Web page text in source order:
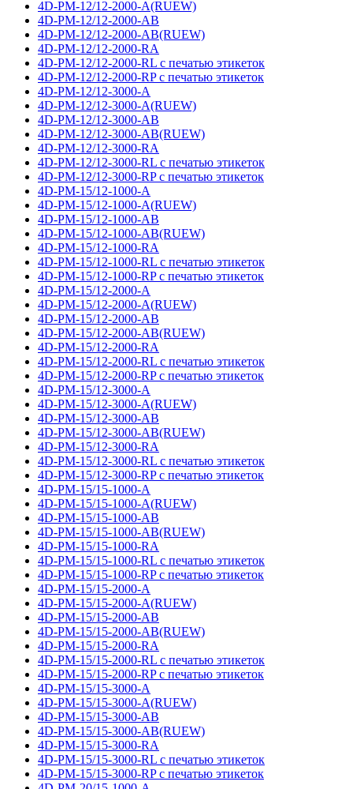
4D-PM-12/12-2000-A(RUEW)
4D-PM-12/12-2000-AB
4D-PM-12/12-2000-AB(RUEW)
4D-PM-12/12-2000-RA
4D-PM-12/12-2000-RL с печатью этикеток
4D-PM-12/12-2000-RP с печатью этикеток
4D-PM-12/12-3000-A
4D-PM-12/12-3000-A(RUEW)
4D-PM-12/12-3000-AB
4D-PM-12/12-3000-AB(RUEW)
4D-PM-12/12-3000-RA
4D-PM-12/12-3000-RL с печатью этикеток
4D-PM-12/12-3000-RP с печатью этикеток
4D-PM-15/12-1000-A
4D-PM-15/12-1000-A(RUEW)
4D-PM-15/12-1000-AB
4D-PM-15/12-1000-AB(RUEW)
4D-PM-15/12-1000-RA
4D-PM-15/12-1000-RL с печатью этикеток
4D-PM-15/12-1000-RP с печатью этикеток
4D-PM-15/12-2000-A
4D-PM-15/12-2000-A(RUEW)
4D-PM-15/12-2000-AB
4D-PM-15/12-2000-AB(RUEW)
4D-PM-15/12-2000-RA
4D-PM-15/12-2000-RL с печатью этикеток
4D-PM-15/12-2000-RP с печатью этикеток
4D-PM-15/12-3000-A
4D-PM-15/12-3000-A(RUEW)
4D-PM-15/12-3000-AB
4D-PM-15/12-3000-AB(RUEW)
4D-PM-15/12-3000-RA
4D-PM-15/12-3000-RL с печатью этикеток
4D-PM-15/12-3000-RP с печатью этикеток
4D-PM-15/15-1000-A
4D-PM-15/15-1000-A(RUEW)
4D-PM-15/15-1000-AB
4D-PM-15/15-1000-AB(RUEW)
4D-PM-15/15-1000-RA
4D-PM-15/15-1000-RL с печатью этикеток
4D-PM-15/15-1000-RP с печатью этикеток
4D-PM-15/15-2000-A
4D-PM-15/15-2000-A(RUEW)
4D-PM-15/15-2000-AB
4D-PM-15/15-2000-AB(RUEW)
4D-PM-15/15-2000-RA
4D-PM-15/15-2000-RL с печатью этикеток
4D-PM-15/15-2000-RP с печатью этикеток
4D-PM-15/15-3000-A
4D-PM-15/15-3000-A(RUEW)
4D-PM-15/15-3000-AB
4D-PM-15/15-3000-AB(RUEW)
4D-PM-15/15-3000-RA
4D-PM-15/15-3000-RL с печатью этикеток
4D-PM-15/15-3000-RP с печатью этикеток